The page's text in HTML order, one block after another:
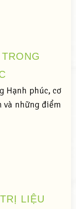
Hạnh phúc, cơ
và những điểm
LIỆU